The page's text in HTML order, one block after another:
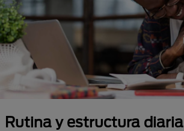
Rutina y estructura diaria